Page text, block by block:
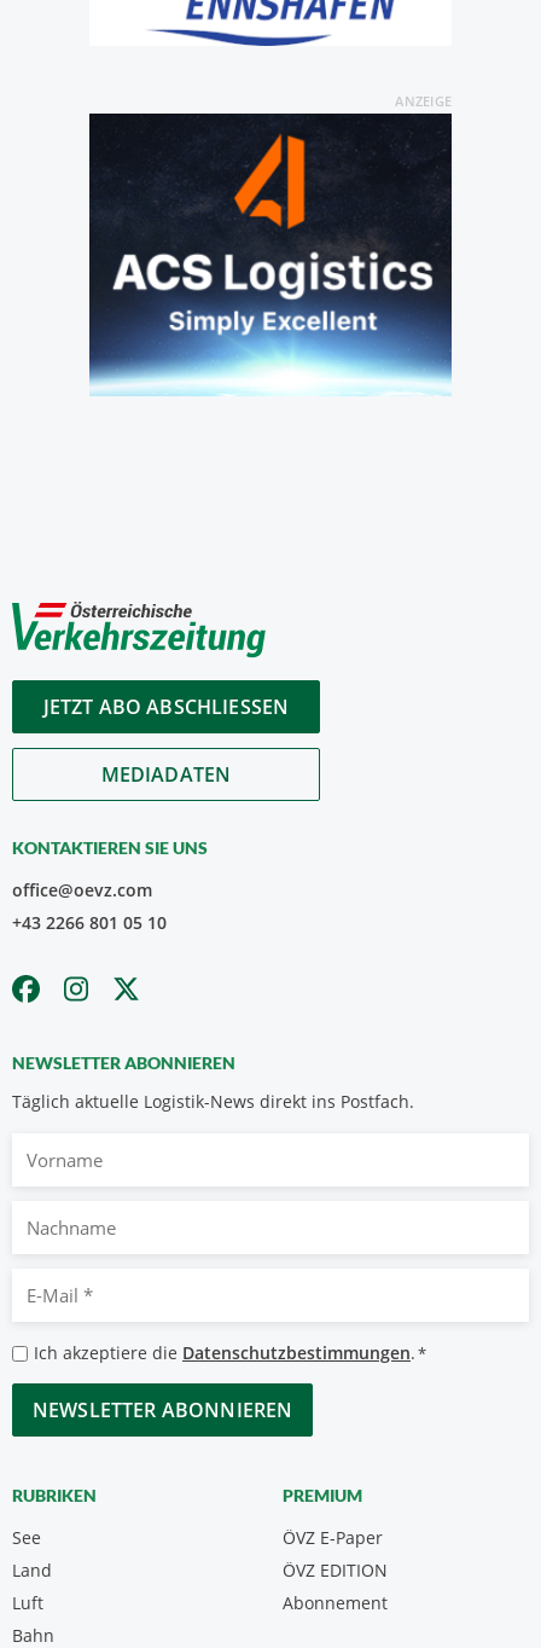
ANZEIGE
JETZT ABO ABSCHLIESSEN
MEDIADATEN
KONTAKTIEREN SIE UNS
office@oevz.com
+43 2266 801 05 10
NEWSLETTER ABONNIEREN
Täglich aktuelle Logistik-News direkt ins Postfach.
Nachname
Mail
Datenschutzbestimmungen
*
Ich akzeptiere die Datenschutzbestimmungen.*
CAPTCHA
RUBRIKEN
See
Land
Luft
Bahn
PREMIUM
ÖVZ E-Paper
Abonnement
ÖVZ EDITION